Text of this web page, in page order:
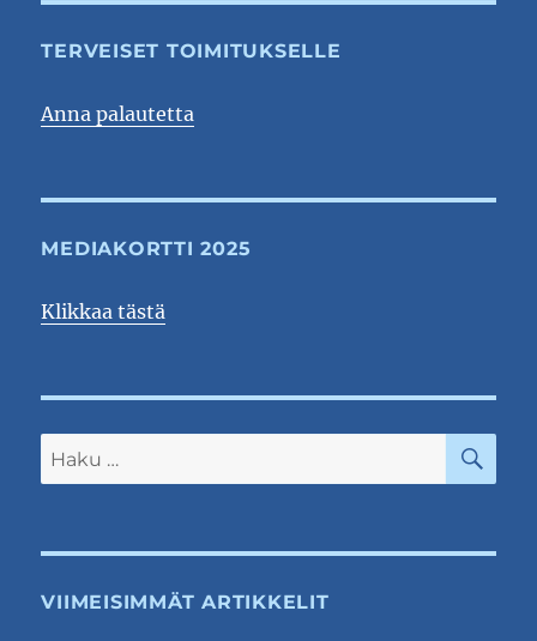
TERVEISET TOIMITUKSELLE
Anna palautetta
MEDIAKORTTI 2025
Klikkaa tästä
Etsi:
VIIMEISIMMÄT ARTIKKELIT